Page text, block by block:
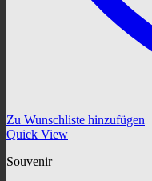
Zu Wunschliste hinzufügen
Quick View
Souvenir